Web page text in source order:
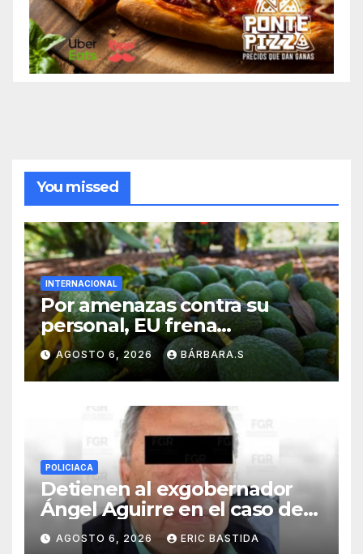
You missed
INTERNACIONAL
Por amenazas contra su
personal, EU frena
exportación de aguacate
AGOSTO 6, 2026 BÁRBARA.S
POLICIACA
Detienen al exgobernador
Ángel Aguirre en el caso de
la desaparición de los 43
AGOSTO 6, 2026 ERIC BASTIDA